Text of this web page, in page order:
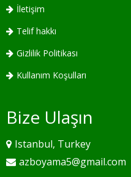
İletişim
Telif hakkı
Gizlilik Politikası
Kullanım Koşulları
Bize Ulaşın
Istanbul, Turkey
azboyama5@gmail.com